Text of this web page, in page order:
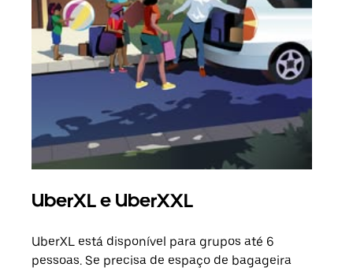
UberXL e UberXXL
UberXL está disponível para grupos até 6
pessoas. Se precisa de espaço de bagageira